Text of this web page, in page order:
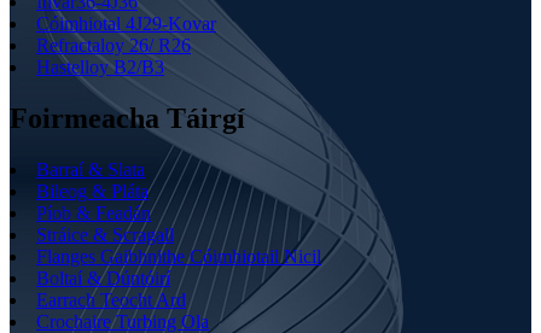
Cóimhiotal 4J29-Kovar
Refractaloy 26/ R26
Hastelloy B2/B3
Foirmeacha Táirgí
Barraí & Slata
Bileog & Pláta
Píob & Feadán
Stráice & Scragall
Flanges Gaibhnithe Cóimhiotail Nicil
Boltaí & Dúntóirí
Earrach Teocht Ard
Crochaire Turbing Ola